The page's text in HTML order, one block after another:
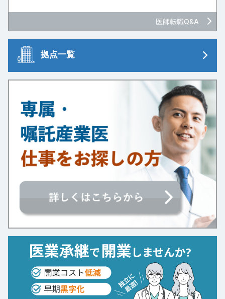
医師転職Q&A
拠点一覧